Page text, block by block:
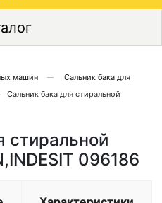
машин
Сальник бака для
Сальник бака для стиральной
стиральной
096186